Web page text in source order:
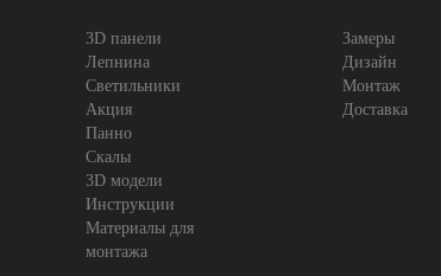
3D панели
Лепнина
Cветильники
Акция
Панно
Скалы
3D модели
Инструкции
Материалы для
монтажа
Замеры
Дизайн
Монтаж
Доставка